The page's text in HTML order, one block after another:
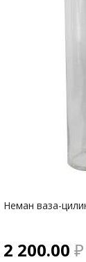
Неман ваза-
2 200.00